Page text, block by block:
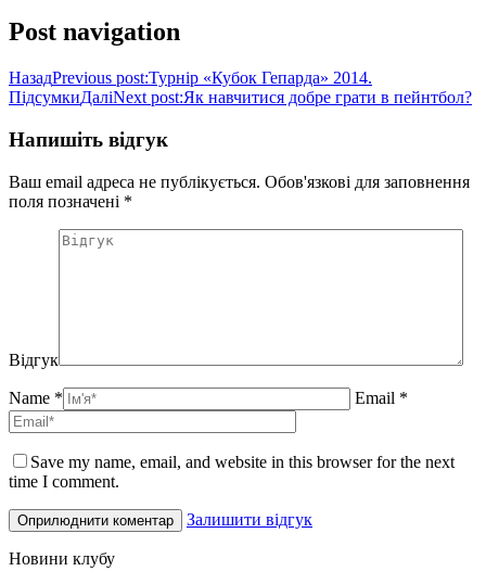
Post navigation
НазадPrevious post:Турнір «Кубок Гепарда» 2014.
ПідсумкиДаліNext post:Як навчитися добре грати в пейнтбол?
Напишіть відгук
Ваш email адреса не публікується. Обов'язкові для заповнення
поля позначені *
Відгук
Name * Email *
Save my name, email, and website in this browser for the next
time I comment.
Залишити відгук
Новини клубу